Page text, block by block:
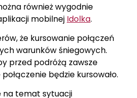
również wygodnie
mobilnej Idolka.
że kursowanie połączeń
warunków śniegowych.
przed podróżą zawsze
będzie kursowało.
na temat sytuacji